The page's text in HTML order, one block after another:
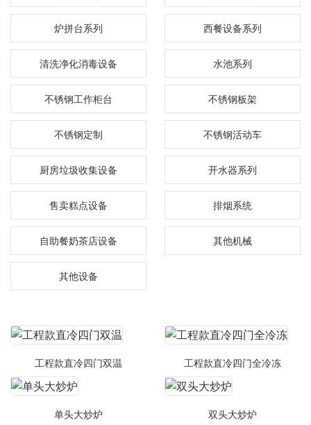
炉拼台系列 西餐设备系列
清洗净化消毒设备 水池系列
不锈钢工作柜台 不锈钢板架
不锈钢定制 不锈钢活动车
厨房垃圾收集设备 开水器系列
售卖糕点设备 排烟系统
自助餐奶茶店设备 其他机械
其他设备
工程款直冷四门双温 工程款直冷四门全冷冻
单头大炒炉 双头大炒炉